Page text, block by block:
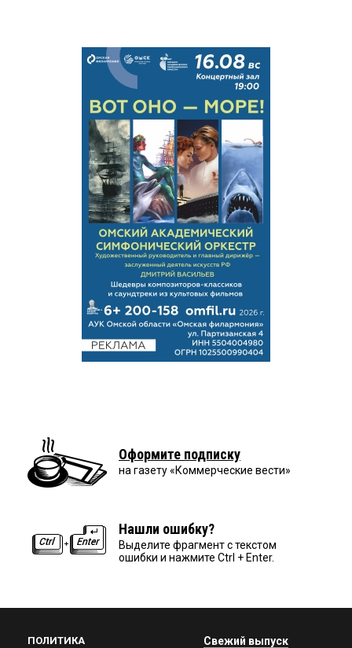
Оформите подписку
на газету «Коммерческие вести»
Нашли ошибку?
Выделите фрагмент с текстом
ошибки и нажмите Ctrl + Enter.
ПОЛИТИКА Свежий выпуск